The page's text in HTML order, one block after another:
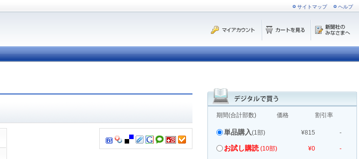
サイトマップ ヘルプ
期間(合計部数) 価格 割引率
単品購入(1部) ¥815 -
お試し購読 (10部) ¥0 -